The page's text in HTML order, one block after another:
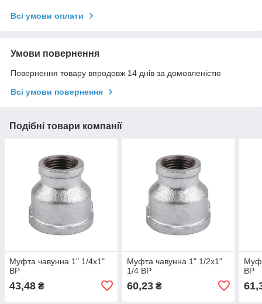
Всі умови оплати
Умови повернення
Повернення товару впродовж 14 днів за домовленістю
Всі умови повернення
Подібні товари компанії
Муфта чавунна 1" 1/4х1"
ВР
43,48 ₴
Муфта чавунна 1" 1/2х1"
1/4 ВР
60,23₴
ВР